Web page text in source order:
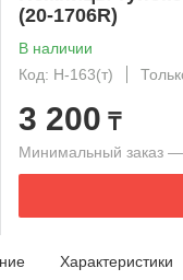
(20-1706R)
В наличии
Код: Н-163(т)
3 200 ₸
Минимальный заказ —
Характеристики